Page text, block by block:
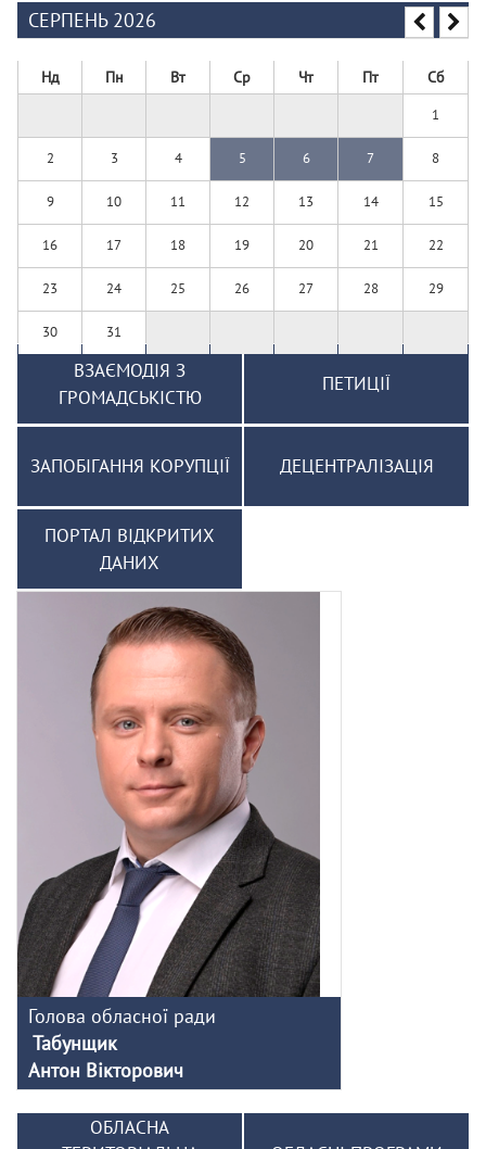
СЕРПЕНЬ 2026
Нд Пн Вт Ср Чт Пт Сб
1
2 3 4 5 6 7 8
9 10 11 12 13 14 15
16 17 18 19 20 21 22
23 24 25 26 27 28 29
30 31
ВЗАЄМОДІЯ З
ГРОМАДСЬКІСТЮ
ПЕТИЦІЇ
ЗАПОБІГАННЯ КОРУПЦІЇ ДЕЦЕНТРАЛІЗАЦІЯ
ПОРТАЛ ВІДКРИТИХ
ДАНИХ
Голова обласної ради
Табунщик
Антон Вікторович
ОБЛАСНА